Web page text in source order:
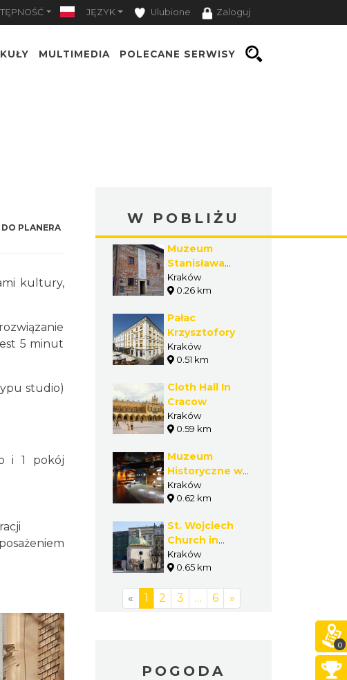
JĘZYK Ulubione Zaloguj
MULTIMEDIA POLECANE SERWISY
PLANERA
kultury,
5 minut
studio)
i 1 pokój
W POBLIŻU
Muzeum
Stanisława
Wyspiańskiego
Kraków
0.26 km
Pałac
Krzysztofory
Kraków
0.51 km
Cloth Hall In
Cracow
Kraków
0.59 km
Muzeum
Historyczne w
podziemiach
Krakowa
Kraków
0.62 km
St. Wojciech
Church in
Cracow
Kraków
0.65 km
« 1 2 3 … 6 »
POGODA
0